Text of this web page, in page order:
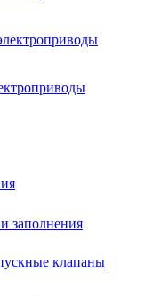
заполнения
клапаны